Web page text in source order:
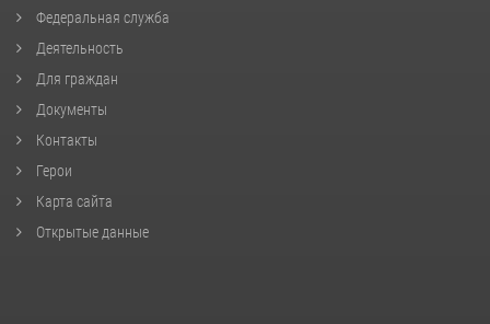
Федеральная служба
Деятельность
Для граждан
Документы
Контакты
Герои
Карта сайта
Открытые данные